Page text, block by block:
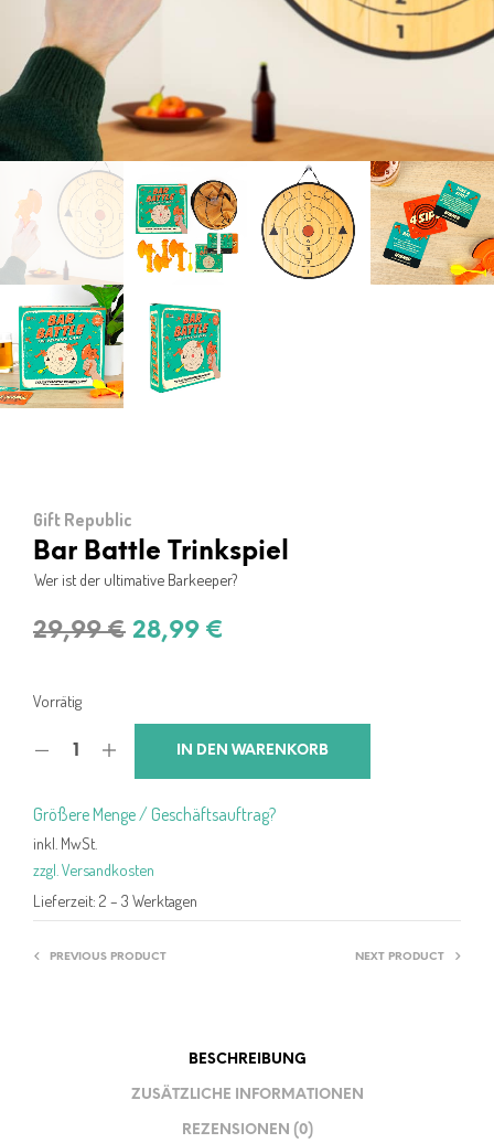
Gift Republic
Bar Battle Trinkspiel
Wer ist der ultimative Barkeeper?
29,99€ Ursprünglicher
29,99 €
28,99 €
28,99 €.
Vorrätig
IN DEN WARENKORB
Größere Menge / Geschäftsauftrag?
inkl. MwSt.
zzgl. Versandkosten
Lieferzeit: 2 – 3 Werktagen
PREVIOUS PRODUCT NEXT PRODUCT
BESCHREIBUNG
ZUSÄTZLICHE INFORMATIONEN
REZENSIONEN (0)